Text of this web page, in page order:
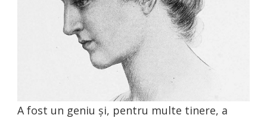
A fost un geniu și, pentru multe tinere, a